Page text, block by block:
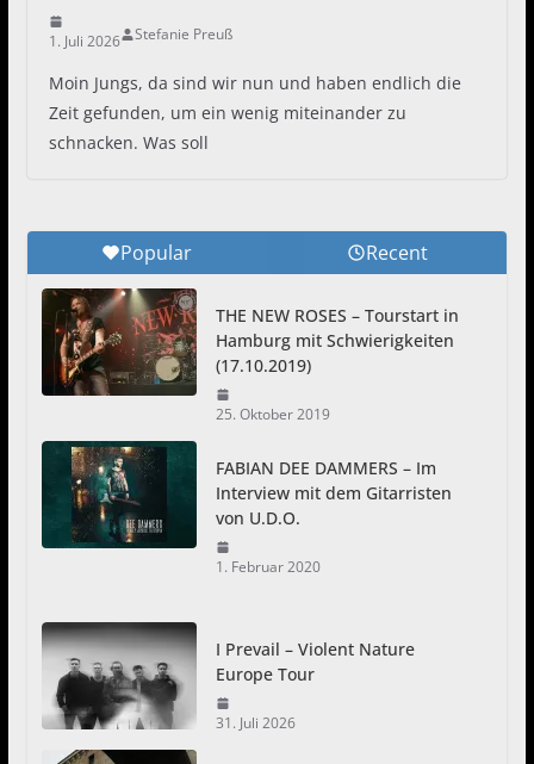
1. Juli 2026 Stefanie Preuß
Moin Jungs, da sind wir nun und haben endlich die
Zeit gefunden, um ein wenig miteinander zu
schnacken. Was soll
Popular Recent
THE NEW ROSES – Tourstart in
Hamburg mit Schwierigkeiten
(17.10.2019)
25. Oktober 2019
FABIAN DEE DAMMERS – Im
Interview mit dem Gitarristen
von U.D.O.
1. Februar 2020
I Prevail – Violent Nature
Europe Tour
31. Juli 2026